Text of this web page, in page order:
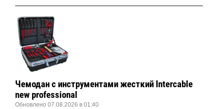
Чемодан с инструментами жесткий Intercable
new professional
Обновлено 07.08.2026 в 01:40